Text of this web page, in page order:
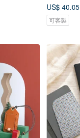
US$ 40.05
可客製